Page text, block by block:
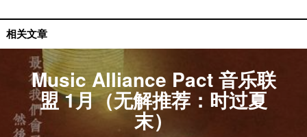
相关文章
Music Alliance Pact 音乐联
盟 1月（无解推荐：时过夏
末）
Music Alliance Pact